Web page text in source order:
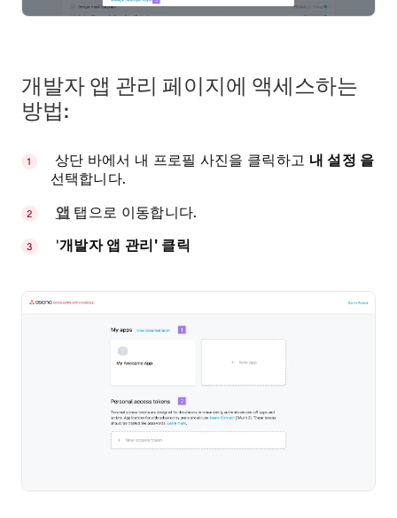
개발자 앱 관리 페이지에 액세스하는
방법:
상단 바에서 내 프로필 사진을 클릭하고 내 설정 을
선택합니다.
앱 탭으로 이동합니다.
'개발자 앱 관리' 클릭